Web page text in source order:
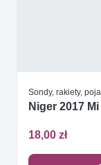
Sondy, rakiety,
Niger 2017
18,00 zł